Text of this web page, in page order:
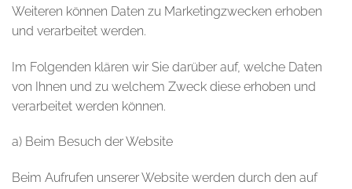
Weiteren können Daten zu Marketingzwecken erhoben
und verarbeitet werden.
Im Folgenden klären wir Sie darüber auf, welche Daten
von Ihnen und zu welchem Zweck diese erhoben und
verarbeitet werden können.
a) Beim Besuch der Website
Beim Aufrufen unserer Website werden durch den auf